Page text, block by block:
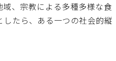
、宗教による多種多様な食
たら、ある一つの社会的縦